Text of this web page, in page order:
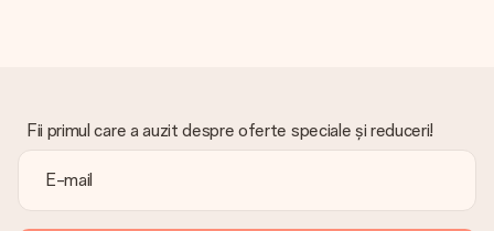
Fii primul care a auzit despre oferte speciale și reduceri!